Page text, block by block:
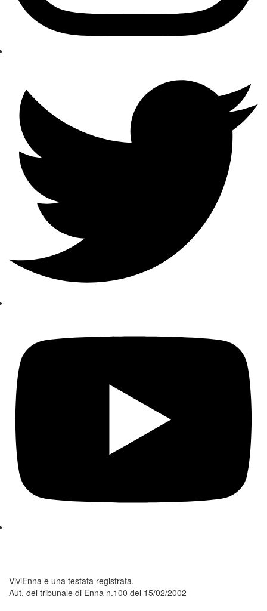
ViviEnna è una testata registrata.
Aut. del tribunale di Enna n.100 del 15/02/2002